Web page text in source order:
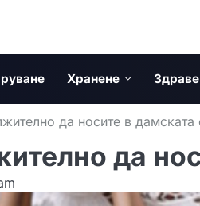
Хранене Здраве
да носите в дамската
да